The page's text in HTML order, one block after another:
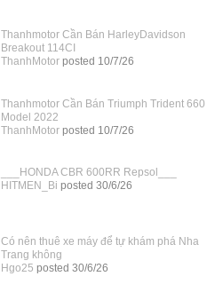
Thanhmotor Cần Bán HarleyDavidson
Breakout 114CI
ThanhMotorposted 10/7/26
Thanhmotor Cần Bán Triumph Trident 660
Model 2022
ThanhMotorposted 10/7/26
___HONDA CBR 600RR Repsol___
HITMEN_Bi posted 30/6/26
Có nên thuê xe máy để tự khám phá Nha
Trang không
Hgo25 posted 30/6/26